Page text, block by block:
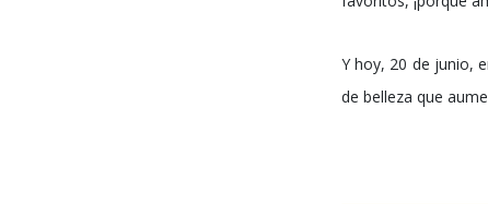
Y hoy, 20 de junio,
de belleza que